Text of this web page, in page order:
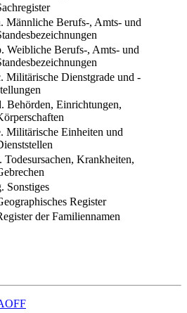
Männliche Berufs-, Amts- und
Weibliche Berufs-, Amts- und
Militärische Dienstgrade und -
Behörden, Einrichtungen,
Militärische Einheiten und
Todesursachen, Krankheiten,
Sonstiges
Register
der Familiennamen